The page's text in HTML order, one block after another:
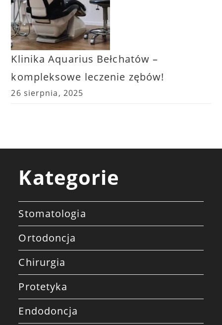
Klinika Aquarius Bełchatów –
kompleksowe leczenie zębów!
26 sierpnia, 2025
Kategorie
Stomatologia
Ortodoncja
Chirurgia
Protetyka
Endodoncja